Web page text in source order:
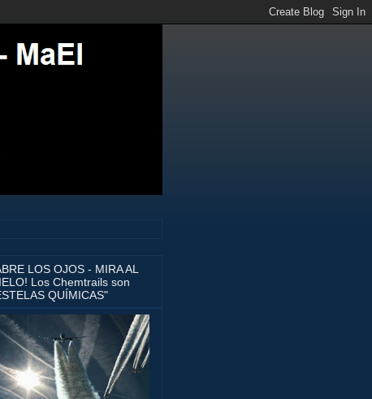
LOS OJOS - MIRA AL
Los Chemtrails son
QUÍMICAS"